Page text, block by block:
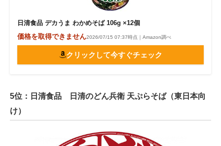
日清食品 デカうま わかめそば 106g ×12個
価格を取得できません2026/07/15 07:37時点｜Amazon調べ
クリックして今すぐチェック
5位：日清食品 日清のどん兵衛 天ぷらそば（東日本向
け）